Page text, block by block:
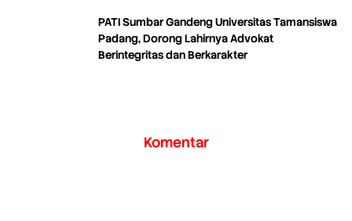
PATI Sumbar Gandeng Universitas Tamansiswa
Padang, Dorong Lahirnya Advokat
Berintegritas dan Berkarakter
Komentar